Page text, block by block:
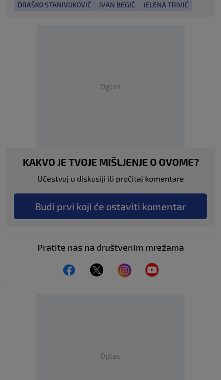
DRAŠKO STANIVUKOVIĆ IVAN BEGIĆ JELENA TRIVIĆ
Oglas
KAKVO JE TVOJE MIŠLJENJE O OVOME?
Učestvuj u diskusiji ili pročitaj komentare
Budi prvi koji će ostaviti komentar
Pratite nas na društvenim mrežama
Oglas